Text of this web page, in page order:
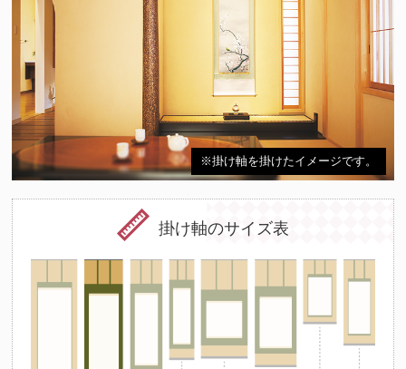
※掛け軸を掛けたイメージです。
掛け軸のサイズ表